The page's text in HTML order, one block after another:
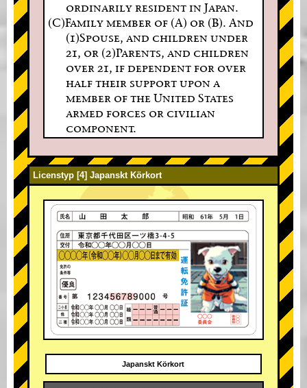
ordinarily resident in Japan.
(C)Family member of (A) or (B). And
(1)Spouse, and children under
21, or (2)Parents, and children
over 21, if dependent for over
half their support upon a
member of the United States
armed forces or civilian
component.
Licenstyp [4] Japanskt Körkort
Japanskt Körkort